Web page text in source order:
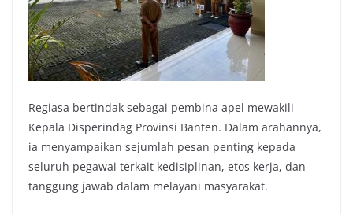
Regiasa bertindak sebagai pembina apel mewakili
Kepala Disperindag Provinsi Banten. Dalam arahannya,
ia menyampaikan sejumlah pesan penting kepada
seluruh pegawai terkait kedisiplinan, etos kerja, dan
tanggung jawab dalam melayani masyarakat.